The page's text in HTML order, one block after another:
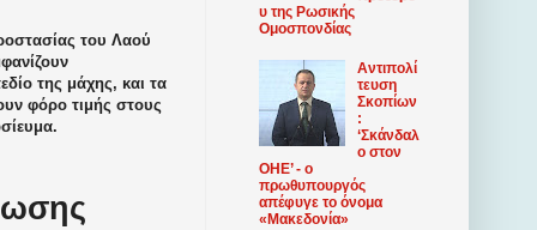
του Λαού
της μάχης, και τα
φόρο τιμής στους
υ της Ρωσικής
Ομοσπονδίας
Αντιπολί
τευση
Σκοπίων
:
‘Σκάνδαλ
ο στον
ΟΗΕ’ - ο
πρωθυπουργός
απέφυγε το όνομα
«Μακεδονία»